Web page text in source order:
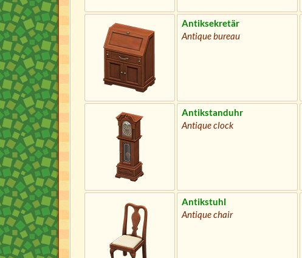
Antiksekretär
Antique bureau
Antikstanduhr
Antique clock
Antikstuhl
Antique chair